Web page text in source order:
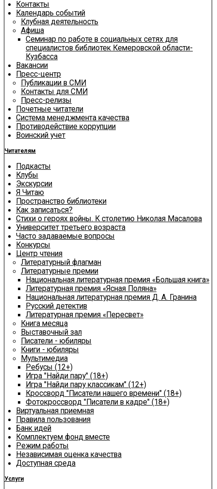
Контакты
Календарь событий
Клубная деятельность
Афиша
Семинар по работе в социальных сетях для
специалистов библиотек Кемеровской области-
Кузбасса
Вакансии
Пресс-центр
Публикации в СМИ
Контакты для СМИ
Пресс-релизы
Почетные читатели
Система менеджмента качества
Противодействие коррупции
Воинский учет
Читателям
Подкасты
Клубы
Экскурсии
Я Читаю
Пространство библиотеки
Как записаться?
Стихи о героях войны. К столетию Николая Масалова
Университет третьего возраста
Часто задаваемые вопросы
Конкурсы
Центр чтения
Литературный флагман
Литературные премии
Национальная литературная премия «Большая книга»
Литературная премия «Ясная Поляна»
Национальная литературная премия Д. А. Гранина
Русский детектив
Литературная премия «Пересвет»
Книга месяца
Выставочный зал
Писатели - юбиляры
Книги - юбиляры
Мультимедиа
Ребусы (12+)
Игра "Найди пару" (18+)
Игра "Найди пару классикам" (12+)
Кроссворд "Писатели нашего времени" (18+)
Фотокроссворд "Писатели в кадре" (18+)
Виртуальная приемная
Правила пользования
Банк идей
Комплектуем фонд вместе
Режим работы
Независимая оценка качества
Доступная среда
Услуги